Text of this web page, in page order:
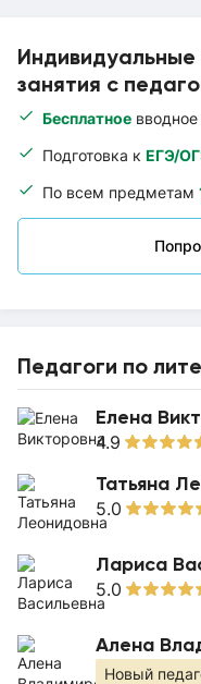
занятия с
Бесплатное вводное
Подготовка к ЕГЭ/
По всем предметам
Педагоги по
Елена
4.9
Татьяна
5.0
Лариса
5.0
Алена
Новый